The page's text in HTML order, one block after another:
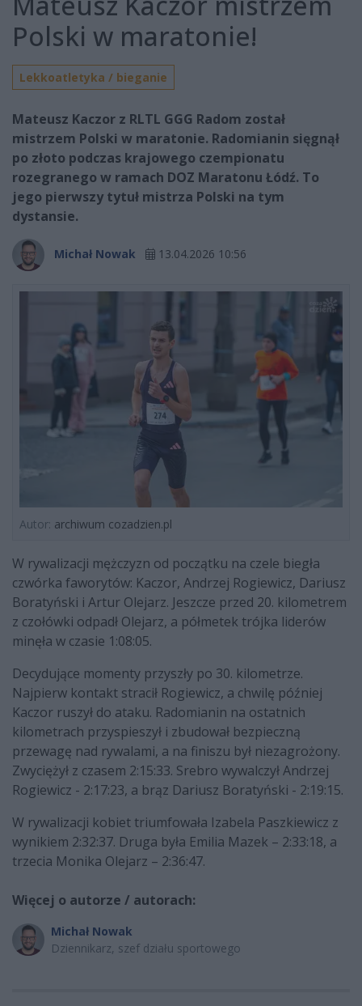
Polski w maratonie!
Lekkoatletyka / bieganie
Mateusz Kaczor z RLTL GGG Radom został
mistrzem Polski w maratonie. Radomianin sięgnął
po złoto podczas krajowego czempionatu
rozegranego w ramach DOZ Maratonu Łódź. To
jego pierwszy tytuł mistrza Polski na tym
dystansie.
Michał Nowak 13.04.2026 10:56
Autor: archiwum cozadzien.pl
W rywalizacji mężczyzn od początku na czele biegła
czwórka faworytów: Kaczor, Andrzej Rogiewicz, Dariusz
Boratyński i Artur Olejarz. Jeszcze przed 20. kilometrem
z czołówki odpadł Olejarz, a półmetek trójka liderów
minęła w czasie 1:08:05.
Decydujące momenty przyszły po 30. kilometrze.
Najpierw kontakt stracił Rogiewicz, a chwilę później
Kaczor ruszył do ataku. Radomianin na ostatnich
kilometrach przyspieszył i zbudował bezpieczną
przewagę nad rywalami, a na finiszu był niezagrożony.
Zwyciężył z czasem 2:15:33. Srebro wywalczył Andrzej
Rogiewicz - 2:17:23, a brąz Dariusz Boratyński - 2:19:15.
W rywalizacji kobiet triumfowała Izabela Paszkiewicz z
wynikiem 2:32:37. Druga była Emilia Mazek – 2:33:18, a
trzecia Monika Olejarz – 2:36:47.
Więcej o autorze / autorach:
Michał Nowak
Dziennikarz, szef działu sportowego